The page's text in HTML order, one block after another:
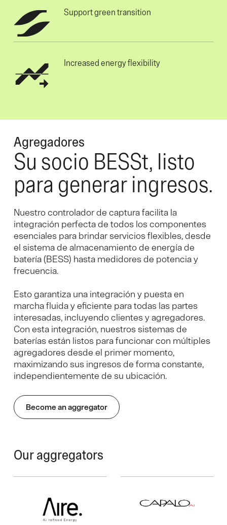
Support green transition
Increased energy flexibility
Su socio BESSt, listo
para generar ingresos.
Agregadores
Nuestro controlador de captura facilita la
integración perfecta de todos los componentes
esenciales para brindar servicios flexibles, desde
el sistema de almacenamiento de energía de
batería (BESS) hasta medidores de potencia y
frecuencia.
Esto garantiza una integración y puesta en
marcha fluida y eficiente para todas las partes
interesadas, incluyendo clientes y agregadores.
Con esta integración, nuestros sistemas de
baterías están listos para funcionar con múltiples
agregadores desde el primer momento,
maximizando sus ingresos de forma constante,
independientemente de su ubicación.
Become an aggregator
Our aggregators